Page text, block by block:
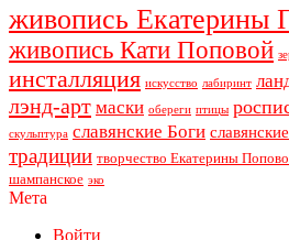
живопись Екатерины
живопись Кати Поповой
инсталляция искусство лабиринт
лэнд-арт маски обереги птицы
скульптура славянские Боги
традиции творчество Екатерины
шампанское эко
Мета
Войти